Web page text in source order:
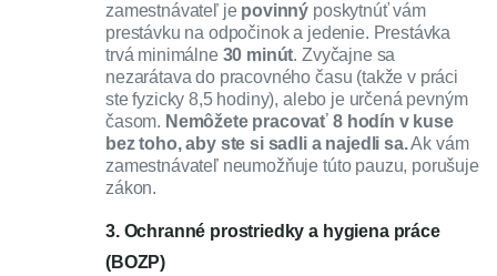
zamestnávateľ je povinný poskytnúť vám
prestávku na odpočinok a jedenie. Prestávka
trvá minimálne 30 minút. Zvyčajne sa
nezarátava do pracovného času (takže v práci
ste fyzicky 8,5 hodiny), alebo je určená pevným
časom. Nemôžete pracovať 8 hodín v kuse
bez toho, aby ste si sadli a najedli sa.Ak vám
zamestnávateľ neumožňuje túto pauzu, porušuje
zákon.
3. Ochranné prostriedky a hygiena práce
(BOZP)